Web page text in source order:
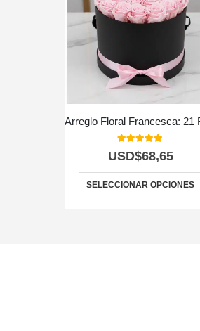
out of 5
USD$68,65
SELECCIONAR OPCIONES